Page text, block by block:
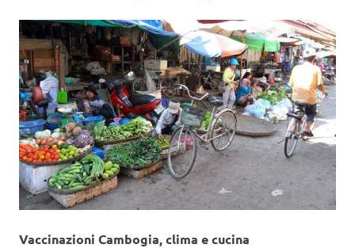
Vaccinazioni Cambogia, clima e cucina